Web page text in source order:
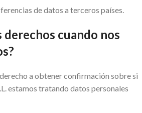
de datos a terceros países.
derechos cuando nos
a obtener confirmación sobre si
estamos tratando datos personales